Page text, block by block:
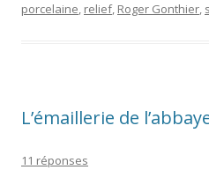
porcelaine, relief, Roger Gonthier,
L’émaillerie de
11 réponses